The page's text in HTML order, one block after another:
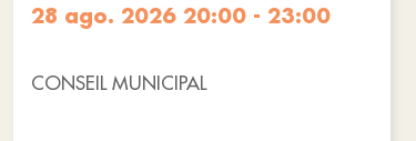
28 ago. 2026 20:00 - 23:00
CONSEIL MUNICIPAL